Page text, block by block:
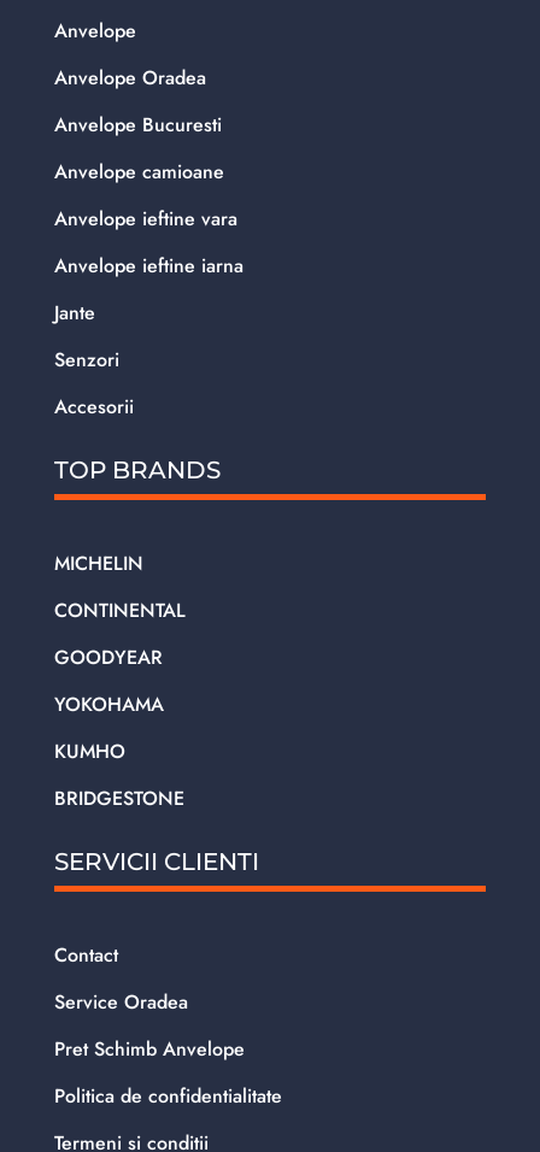
Anvelope
Anvelope Oradea
Anvelope Bucuresti
Anvelope camioane
Anvelope ieftine vara
Anvelope ieftine iarna
Jante
Senzori
Accesorii
TOP BRANDS
MICHELIN
CONTINENTAL
GOODYEAR
YOKOHAMA
KUMHO
BRIDGESTONE
SERVICII CLIENTI
Contact
Service Oradea
Pret Schimb Anvelope
Politica de confidentialitate
Termeni si conditii